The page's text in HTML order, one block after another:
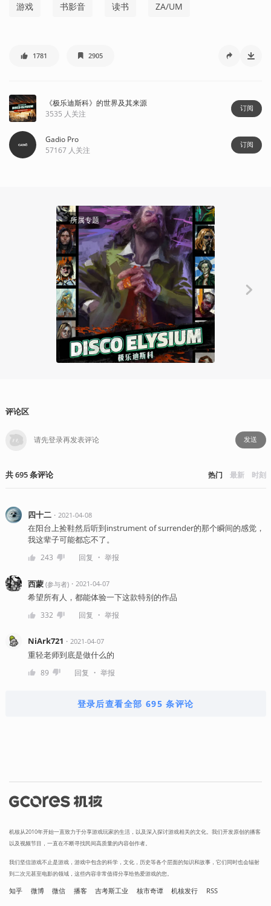
游戏 书影音 读书 ZA/UM
1781 2905
《极乐迪斯科》的世界及其来源
3535 人关注
订阅
Gadio Pro
57167 人关注
订阅
所属专题
聊聊产业
评论区
发送
共695条评论 热门 最新 时刻
四十二・ 2021-04-08
在阳台上捡鞋然后听到instrument of surrender的那个瞬间的感觉，
我这辈子可能都忘不了。
243 回复 ・ 举报
西蒙 (参与者)・ 2021-04-07
希望所有人，都能体验一下这款特别的作品
332 回复 ・ 举报
NiArk721 ・ 2021-04-07
重轻老师到底是做什么的
89 回复 ・ 举报
登录后查看全部 695 条评论
机核从2010年开始一直致力于分享游戏玩家的生活，以及深入探讨游戏相关的文化。我们开发原创的播客
以及视频节目，一直在不断寻找民间高质量的内容创作者。
我们坚信游戏不止是游戏，游戏中包含的科学，文化，历史等各个层面的知识和故事，它们同时也会辐射
到二次元甚至电影的领域，这些内容非常值得分享给热爱游戏的您。
知乎 微博 微信 播客 吉考斯工业 核市奇谭 机核发行 RSS